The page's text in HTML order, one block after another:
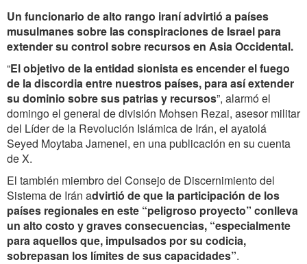
Un funcionario de alto rango iraní advirtió a países
musulmanes sobre las conspiraciones de Israel para
extender su control sobre recursos en Asia Occidental.
“El objetivo de la entidad sionista es encender el fuego
de la discordia entre nuestros países, para así extender
su dominio sobre sus patrias y recursos”, alarmó el
domingo el general de división Mohsen Rezai, asesor militar
del Líder de la Revolución Islámica de Irán, el ayatolá
Seyed Moytaba Jamenei, en una publicación en su cuenta
de X.
El también miembro del Consejo de Discernimiento del
Sistema de Irán advirtió de que la participación de los
países regionales en este “peligroso proyecto” conlleva
un alto costo y graves consecuencias, “especialmente
para aquellos que, impulsados por su codicia,
sobrepasan los límites de sus capacidades”.